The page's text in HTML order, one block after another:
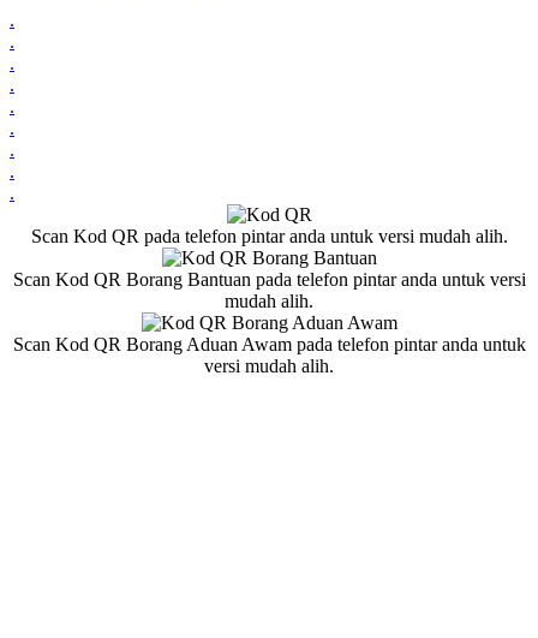
.
.
.
.
.
.
.
.
.
Scan Kod QR pada telefon pintar anda untuk versi mudah alih.
Scan Kod QR Borang Bantuan pada telefon pintar anda untuk versi
mudah alih.
Scan Kod QR Borang Aduan Awam pada telefon pintar anda untuk
versi mudah alih.